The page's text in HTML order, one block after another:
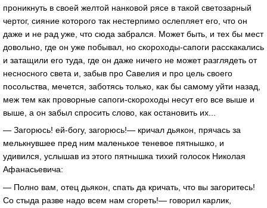
проникнуть в своей желтой нанковой рясе в такой светозарный
чертог, сияние которого так нестерпимо ослепляет его, что он
даже и не рад уже, что сюда забрался. Может быть, и тех бы мест
довольно, где он уже побывал, но скороходы-сапоги расскакались
и затащили его туда, где он даже ничего не может разглядеть от
несносного света и, забыв про Савелия и про цель своего
посольства, мечется, заботясь только, как бы самому уйти назад,
меж тем как проворные сапоги-скороходы несут его все выше и
выше, а он забыл спросить слово, как остановить их...
— Загорюсь! ей-богу, загорюсь!— кричал дьякон, прячась за
мелькнувшее пред ним маленькое теневое пятнышко, и
удивился, услышав из этого пятнышка тихий голосок Николая
Афанасьевича:
— Полно вам, отец дьякон, спать да кричать, что вы загоритесь!
Со стыда разве надо всем нам сгореть!— говорил карлик,